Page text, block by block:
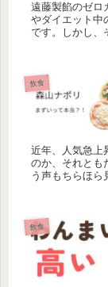
遠藤製餡のゼロ
やダイエット中
です。しかし、
飲食
近年、人気急上
のか、それとも
う声もちらほら
飲食